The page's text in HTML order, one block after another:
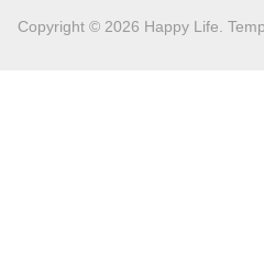
Copyright © 2026 Happy Life.